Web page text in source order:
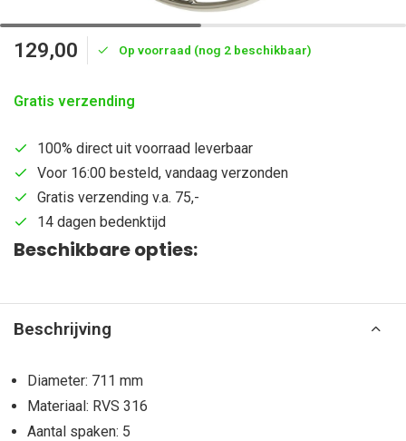
129,00 Op voorraad (nog 2 beschikbaar)
Gratis verzending
100% direct uit voorraad leverbaar
Voor 16:00 besteld, vandaag verzonden
Gratis verzending v.a. 75,-
14 dagen bedenktijd
Beschikbare opties:
Beschrijving
Diameter: 711 mm
Materiaal: RVS 316
Aantal spaken: 5